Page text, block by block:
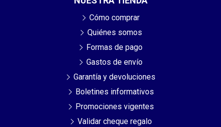
Cómo comprar
Quiénes somos
Formas de pago
Gastos de envío
Garantía y devoluciones
Boletines informativos
Promociones vigentes
Validar cheque regalo